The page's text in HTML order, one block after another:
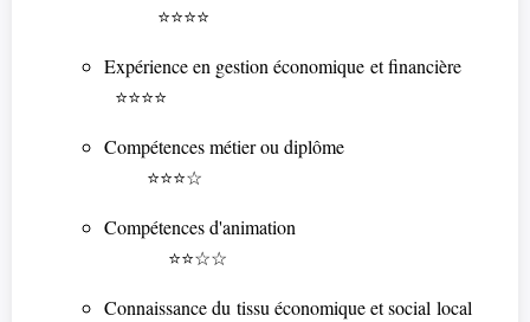
⭐⭐⭐⭐
Expérience en gestion économique et financière
⭐⭐⭐⭐
Compétences métier ou diplôme
⭐⭐⭐☆
Compétences d'animation
⭐⭐☆☆
Connaissance du tissu économique et social local